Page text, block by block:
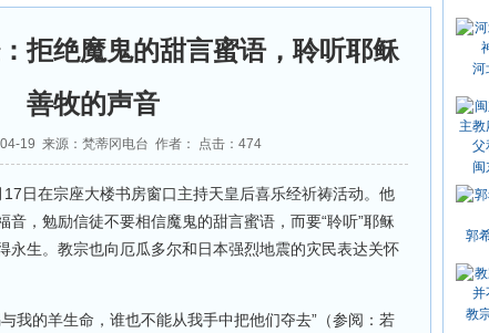
拒绝魔鬼的甜言蜜语，聆听耶稣
善牧的声音
19 来源：梵蒂冈电台 作者： 点击： 474
17日在宗座大楼书房窗口主持天皇后喜乐经祈祷活动。他
音，勉励信徒不要相信魔鬼的甜言蜜语，而要“聆听”耶稣
永生。教宗也向厄瓜多尔和日本强烈地震的灾民表达关怀
我的羊生命，谁也不能从我手中把他们夺去”（参阅：若
河
闽
郭
教